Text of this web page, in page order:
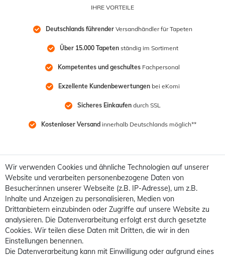
IHRE VORTEILE
Deutschlands führender Versandhändler für Tapeten
Über 15.000 Tapeten ständig im Sortiment
Kompetentes und geschultes Fachpersonal
Exzellente Kundenbewertungen bei eKomi
Sicheres Einkaufen durch SSL
Kostenloser Versand innerhalb Deutschlands möglich**
Wir verwenden Cookies und ähnliche Technologien auf unserer
Website und verarbeiten personenbezogene Daten von
Besucher:innen unserer Webseite (z.B. IP-Adresse), um z.B.
Inhalte und Anzeigen zu personalisieren, Medien von
Drittanbietern einzubinden oder Zugriffe auf unsere Website zu
analysieren. Die Datenverarbeitung erfolgt erst durch gesetzte
Cookies. Wir teilen diese Daten mit Dritten, die wir in den
Einstellungen benennen.
Die Datenverarbeitung kann mit Einwilligung oder aufgrund eines